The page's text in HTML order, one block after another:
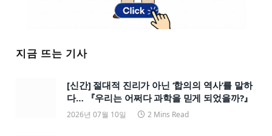
지금 뜨는 기사
[신간] 절대적 진리가 아닌 ‘합의의 역사’를 말하
다… 『우리는 어쩌다 과학을 믿게 되었을까?』
2026년 07월 10일 2 Mins Read